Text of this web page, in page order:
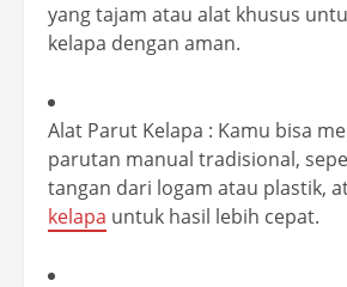
yang tajam atau alat khusus
kelapa dengan aman.
Alat Parut Kelapa : Kamu bisa
parutan manual tradisional,
tangan dari logam atau plastik,
kelapa untuk hasil lebih cepat.